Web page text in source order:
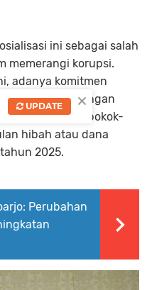
ini sebagai salah
memerangi korupsi.
adanya komitmen
kepentingan
dalam ususlan pokok-
hibah atau dana
2025.
Perubahan
×
UPDATE